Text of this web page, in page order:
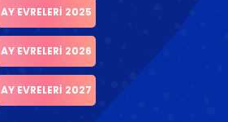
AY EVRELERI 2025
AY EVRELERI 2026
AY EVRELERI 2027